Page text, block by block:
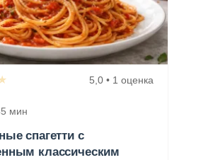
5,0 • 1 оценка
мин
спагетти с
классическим